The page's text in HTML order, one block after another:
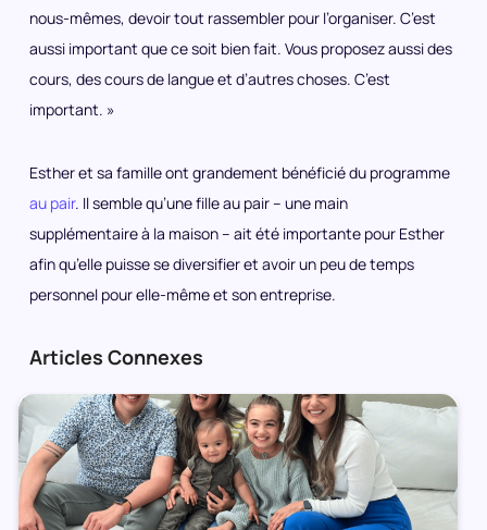
nous-mêmes, devoir tout rassembler pour l’organiser. C’est
aussi important que ce soit bien fait. Vous proposez aussi des
cours, des cours de langue et d’autres choses. C’est
important. »
Esther et sa famille ont grandement bénéficié du programme
au pair. Il semble qu’une fille au pair – une main
supplémentaire à la maison – ait été importante pour Esther
afin qu’elle puisse se diversifier et avoir un peu de temps
personnel pour elle-même et son entreprise.
Articles Connexes